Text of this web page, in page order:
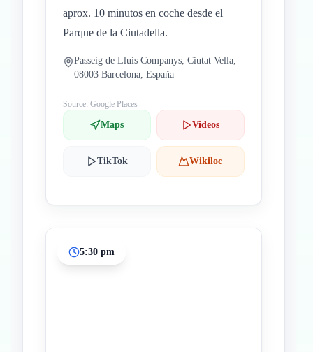
aprox. 10 minutos en coche desde el
Parque de la Ciutadella.
Passeig de Lluís Companys, Ciutat Vella,
08003 Barcelona, España
Source: Google Places
Maps Videos
TikTok Wikiloc
5:30 pm